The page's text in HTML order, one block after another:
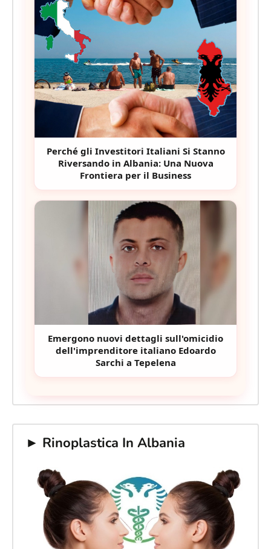
Perché gli Investitori Italiani Si Stanno
Riversando in Albania: Una Nuova
Frontiera per il Business
Emergono nuovi dettagli sull'omicidio
dell'imprenditore italiano Edoardo
Sarchi a Tepelena
► Rinoplastica In Albania